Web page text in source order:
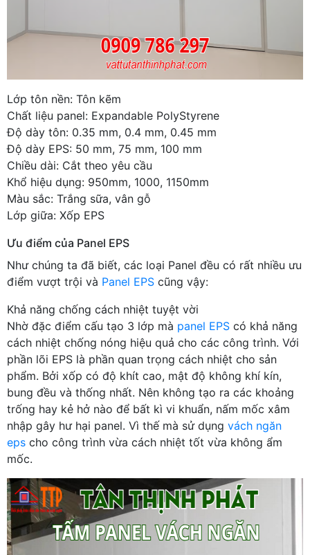
Lớp tôn nền: Tôn kẽm
Chất liệu panel: Expandable PolyStyrene
Độ dày tôn: 0.35 mm, 0.4 mm, 0.45 mm
Độ dày EPS: 50 mm, 75 mm, 100 mm
Chiều dài: Cắt theo yêu cầu
Khổ hiệu dụng: 950mm, 1000, 1150mm
Màu sắc: Trắng sữa, vân gỗ
Lớp giữa: Xốp EPS
Ưu điểm của Panel EPS
Như chúng ta đã biết, các loại Panel đều có rất nhiều ưu
điểm vượt trội và Panel EPS cũng vậy:
Khả năng chống cách nhiệt tuyệt vời
Nhờ đặc điểm cấu tạo 3 lớp mà panel EPS có khả năng
cách nhiệt chống nóng hiệu quả cho các công trình. Với
phần lõi EPS là phần quan trọng cách nhiệt cho sản
phẩm. Bởi xốp có độ khít cao, mật độ không khí kín,
bung đều và thống nhất. Nên không tạo ra các khoảng
trống hay kẻ hở nào để bất kì vi khuẩn, nấm mốc xâm
nhập gây hư hại panel. Vì thế mà sử dụng vách ngăn
eps cho công trình vừa cách nhiệt tốt vừa không ẩm
mốc.